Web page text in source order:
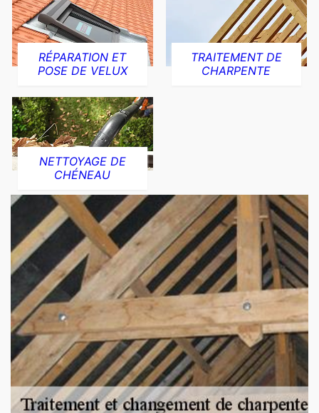
RÉPARATION ET
POSE DE VELUX
TRAITEMENT DE
CHARPENTE
NETTOYAGE DE
CHÉNEAU